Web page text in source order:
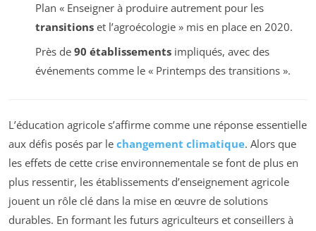
Plan « Enseigner à produire autrement pour les
transitionset l’agroécologie » mis en place en 2020.
Près de 90 établissementsimpliqués, avec des
événements comme le « Printemps des transitions ».
L’éducation agricole s’affirme comme une réponse essentielle
aux défis posés par le changement climatique. Alors que
les effets de cette crise environnementale se font de plus en
plus ressentir, les établissements d’enseignement agricole
jouent un rôle clé dans la mise en œuvre de solutions
durables. En formant les futurs agriculteurs et conseillers à